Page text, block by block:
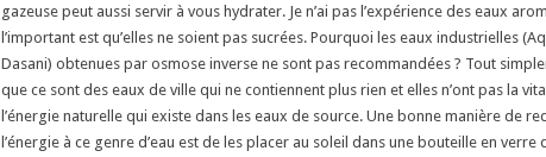
gazeuse peut aussi servir à vous hydrater. Je n’ai pas l’expérience des eaux
l’important est qu’elles ne soient pas sucrées. Pourquoi les eaux industrielles
Dasani) obtenues par osmose inverse ne sont pas recommandées ? Tout
que ce sont des eaux de ville qui ne contiennent plus rien et elles n’ont pas la
l’énergie naturelle qui existe dans les eaux de source. Une bonne manière de
l’énergie à ce genre d’eau est de les placer au soleil dans une bouteille en verre